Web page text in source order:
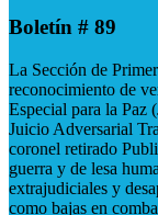
Boletín # 89
La Sección de
reconocimiento de
Especial para la Paz
Juicio Adversarial
coronel retirado
guerra y de lesa
extrajudiciales y
como bajas en